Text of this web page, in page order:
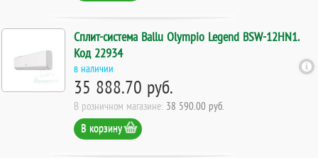
Сплит-система Ballu Olympio Legend BSW-12HN1.
Код 22934
в наличии
35 888.70 руб.
В розничном магазине: 38 590.00 руб.
В корзину